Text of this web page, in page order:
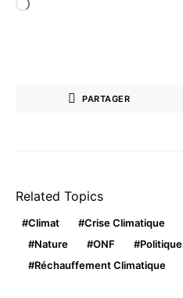
PARTAGER
Related Topics
Climat Crise Climatique
Nature
ONF
Politique
Réchauffement Climatique